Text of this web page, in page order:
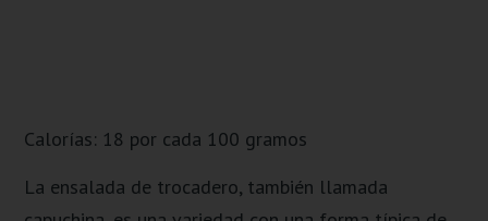
Calorías: 18 por cada 100 gramos
La ensalada de trocadero, también llamada